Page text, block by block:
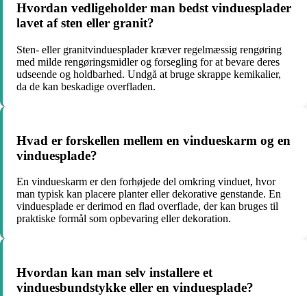
Hvordan vedligeholder man bedst vinduesplader
lavet af sten eller granit?
Sten- eller granitvinduesplader kræver regelmæssig rengøring
med milde rengøringsmidler og forsegling for at bevare deres
udseende og holdbarhed. Undgå at bruge skrappe kemikalier,
da de kan beskadige overfladen.
Hvad er forskellen mellem en vindueskarm og en
vinduesplade?
En vindueskarm er den forhøjede del omkring vinduet, hvor
man typisk kan placere planter eller dekorative genstande. En
vinduesplade er derimod en flad overflade, der kan bruges til
praktiske formål som opbevaring eller dekoration.
Hvordan kan man selv installere et
vinduesbundstykke eller en vinduesplade?